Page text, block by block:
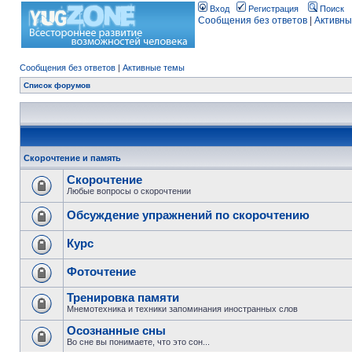
Вход Регистрация Поиск
Сообщения без ответов
Сообщения без ответов | Активные темы
Список форумов
Скорочтение и память
Скорочтение
Любые вопросы о скорочтении
Обсуждение упражнений по скорочтению
Курс
Фоточтение
Тренировка памяти
Мнемотехника и техники запоминания иностранных слов
Осознанные сны
Во сне вы понимаете, что это сон...